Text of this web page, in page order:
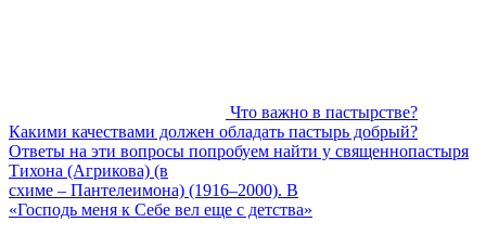
Что важно в пастырстве?
Какими качествами должен обладать пастырь добрый?
Ответы на эти вопросы попробуем найти у священнопастыря
Тихона (Агрикова) (в
схиме – Пантелеимона) (1916–2000). В
«Господь меня к Себе вел еще с детства»